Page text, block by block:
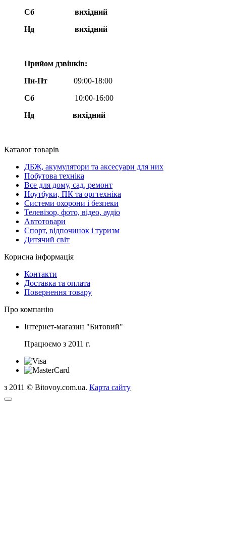
Сб
вихідний
Нд
вихідний
Прийом дзвінків:
Пн-Пт
09:00-18:00
Сб
10:00-16:00
Нд вихідний
Каталог товарів
ДБЖ, акумулятори та аксесуари для них
Побутова техніка
Все для дому, сад, ремонт
Ноутбуки, ПК та оргтехніка
Системи охорони і безпеки
Телевізор, фото, відео, аудіо
Автотовари
Спорт, відпочинок і туризм
Дитячий світ
Корисна інформація
Контакти
Доставка та оплата
Повернення товару
Про компанію
Інтернет-магазин "Битовий"
Працюємо з 2011 г.
з 2011 © Bitovoy.com.ua. Карта сайту